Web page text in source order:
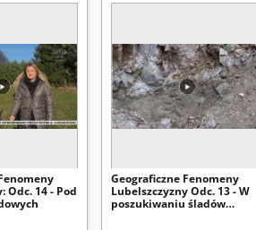
Odc. 14 - Pod
Geograficzne Fenomeny
Lubelszczyzny Odc. 13 - W
poszukiwaniu śladów